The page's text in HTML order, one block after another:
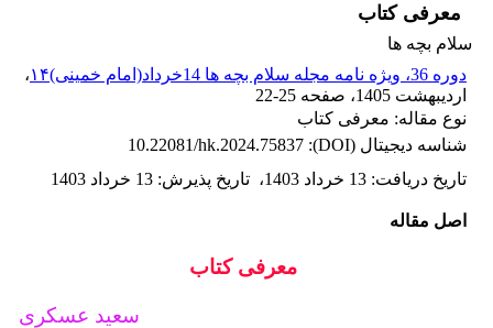
معرفی کتاب
سلام بچه ها
دوره 36، ویژه نامه مجله سلام بچه ها 14خرداد(امام خمینی)۱۴
،
اردیبهشت 1405
، صفحه 22-25
نوع مقاله: معرفی کتاب
شناسه دیجیتال (DOI):
10.22081/hk.2024.75837
تاریخ دریافت: 13 خرداد 1403 ، تاریخ پذیرش: 13 خرداد 1403
اصل مقاله
معرفی کتاب
سعید عسکری